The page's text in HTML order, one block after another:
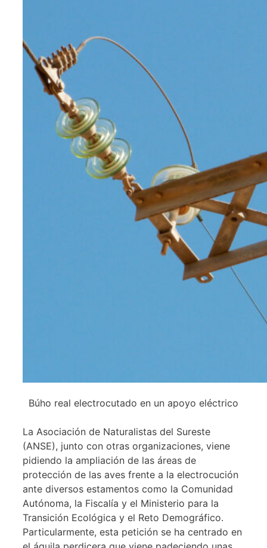
Búho real electrocutado en un apoyo eléctrico
La Asociación de Naturalistas del Sureste
(ANSE), junto con otras organizaciones, viene
pidiendo la ampliación de las áreas de
protección de las aves frente a la electrocución
ante diversos estamentos como la Comunidad
Autónoma, la Fiscalía y el Ministerio para la
Transición Ecológica y el Reto Demográfico.
Particularmente, esta petición se ha centrado en